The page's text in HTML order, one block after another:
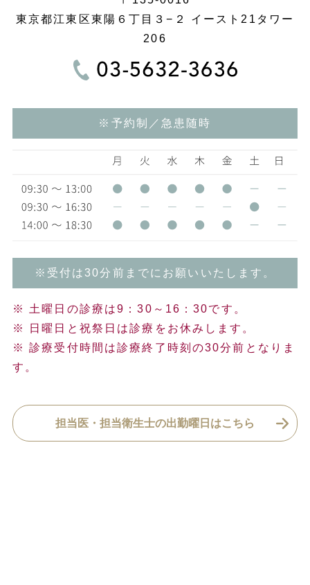
東京都江東区東陽６丁目３−２ イースト21タワー
206
※予約制／急患随時
※受付は30分前までにお願いいたします。
※ 土曜日の診療は9：30～16：30です。
※ 日曜日と祝祭日は診療をお休みします。
※ 診療受付時間は診療終了時刻の30分前となりま
す。
担当医・担当衛生士の出勤曜日はこちら